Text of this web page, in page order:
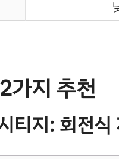
가지 추천
지: 회전식